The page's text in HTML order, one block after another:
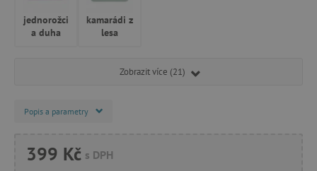
jednorožci
a duha
kamarádi z
lesa
Zobrazit více (21)
Popis a parametry
399 Kč s DPH